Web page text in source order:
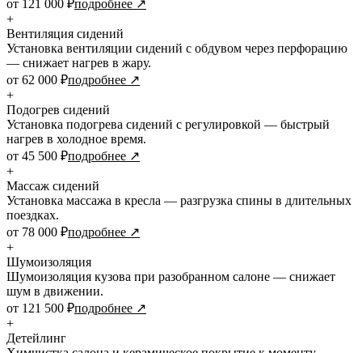
от 121 000 ₽подробнее ↗
+
Вентиляция сидений
Установка вентиляции сидений с обдувом через перфорацию
— снижает нагрев в жару.
от 62 000 ₽подробнее ↗
+
Подогрев сидений
Установка подогрева сидений с регулировкой — быстрый
нагрев в холодное время.
от 45 500 ₽подробнее ↗
+
Массаж сидений
Установка массажа в кресла — разгрузка спины в длительных
поездках.
от 78 000 ₽подробнее ↗
+
Шумоизоляция
Шумоизоляция кузова при разобранном салоне — снижает
шум в движении.
от 121 500 ₽подробнее ↗
+
Детейлинг